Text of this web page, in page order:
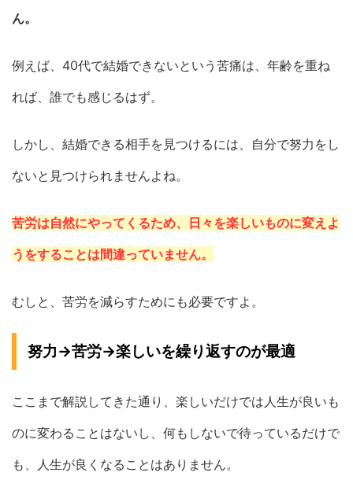
ん。
例えば、40代で結婚できないという苦痛は、年齢を重ね
れば、誰でも感じるはず。
しかし、結婚できる相手を見つけるには、自分で努力をし
ないと見つけられませんよね。
苦労は自然にやってくるため、日々を楽しいものに変えよ
うをすることは間違っていません。
むしと、苦労を減らすためにも必要ですよ。
努力→苦労→楽しいを繰り返すのが最適
ここまで解説してきた通り、楽しいだけでは人生が良いも
のに変わることはないし、何もしないで待っているだけで
も、人生が良くなることはありません。